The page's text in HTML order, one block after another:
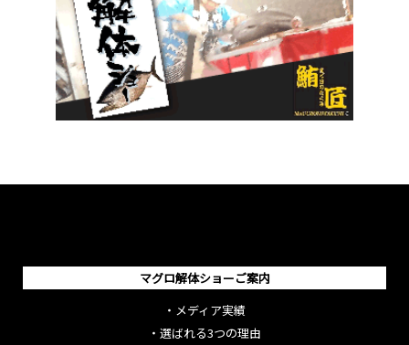
マグロ解体ショーご案内
・ メディア実績
・ 選ばれる3つの理由